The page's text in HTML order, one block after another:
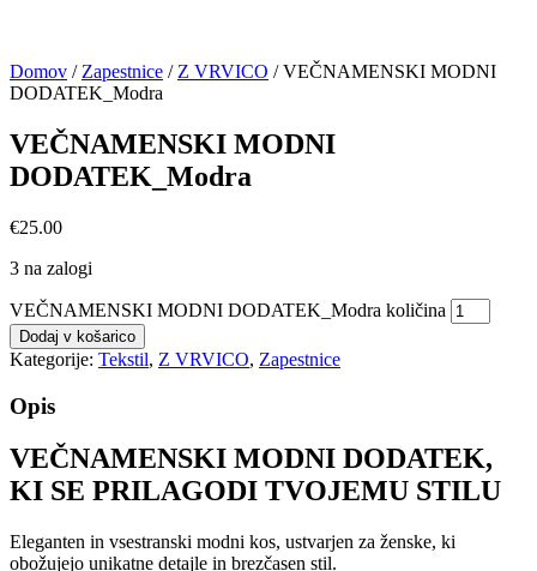
Domov / Zapestnice / Z VRVICO / VEČNAMENSKI MODNI
DODATEK_Modra
VEČNAMENSKI MODNI
DODATEK_Modra
€25.00
3 na zalogi
VEČNAMENSKI MODNI DODATEK_Modra količina
Dodaj v košarico
Kategorije: Tekstil, Z VRVICO, Zapestnice
Opis
VEČNAMENSKI MODNI DODATEK,
KI SE PRILAGODI TVOJEMU STILU
Eleganten in vsestranski modni kos, ustvarjen za ženske, ki
obožujejo unikatne detajle in brezčasen stil.